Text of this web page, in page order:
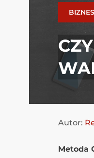
BIZNES
Autor:
Metoda